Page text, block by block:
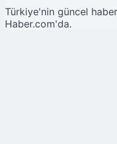
Türkiye'nin güncel
Haber.com'da.